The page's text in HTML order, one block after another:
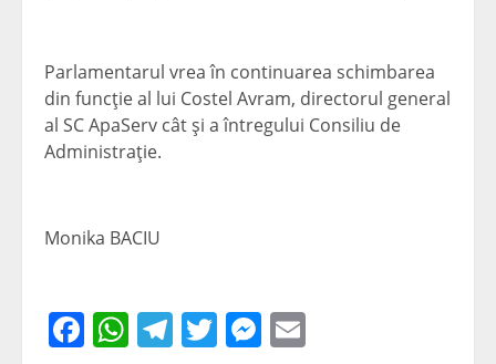
Parlamentarul vrea în continuarea schimbarea
din funcţie al lui Costel Avram, directorul general
al SC ApaServ cât şi a întregului Consiliu de
Administraţie.
Monika BACIU
Facebook
WhatsApp
Telegram
TwitterMessenger